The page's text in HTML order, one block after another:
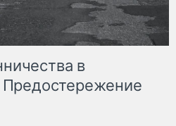
в
Предостережение